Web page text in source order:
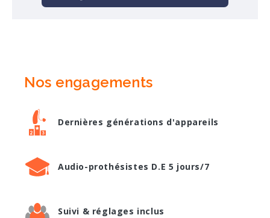
Nos engagements
Dernières générations d'appareils
Audio-prothésistes D.E 5 jours/7
Suivi & réglages inclus